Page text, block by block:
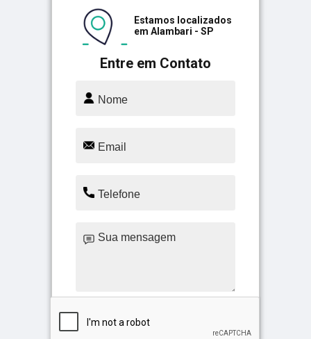
Entre em Contato
Estamos localizados
em Alambari - SP